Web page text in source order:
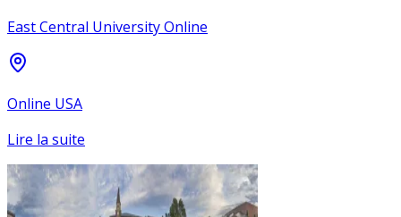
East Central University Online
Online USA
Lire la suite